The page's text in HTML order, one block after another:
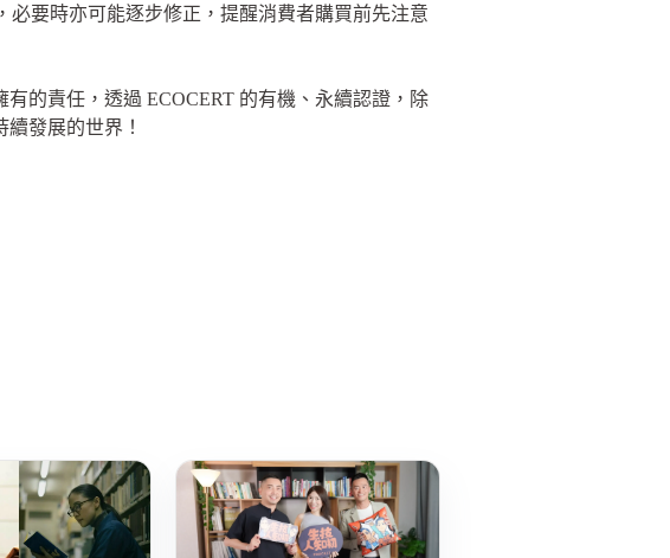
必要時亦可能逐步修正，提醒消費者購買前先注意
的責任，透過 ECOCERT 的有機、永續認證，除
發展的世界！